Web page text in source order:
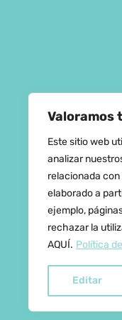
Valoramos
Este sitio web
analizar
relacionada
elaborado a
ejemplo,
rechazar la
AQUÍ. Política
Editar